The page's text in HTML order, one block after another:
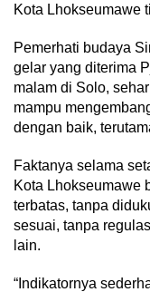
Kota Lhokseumawe
Pemerhati budaya
gelar yang diterima
malam di Solo,
mampu
dengan baik,
Faktanya selama
Kota Lhokseumawe
terbatas, tanpa
sesuai, tanpa
lain.
“Indikatornya